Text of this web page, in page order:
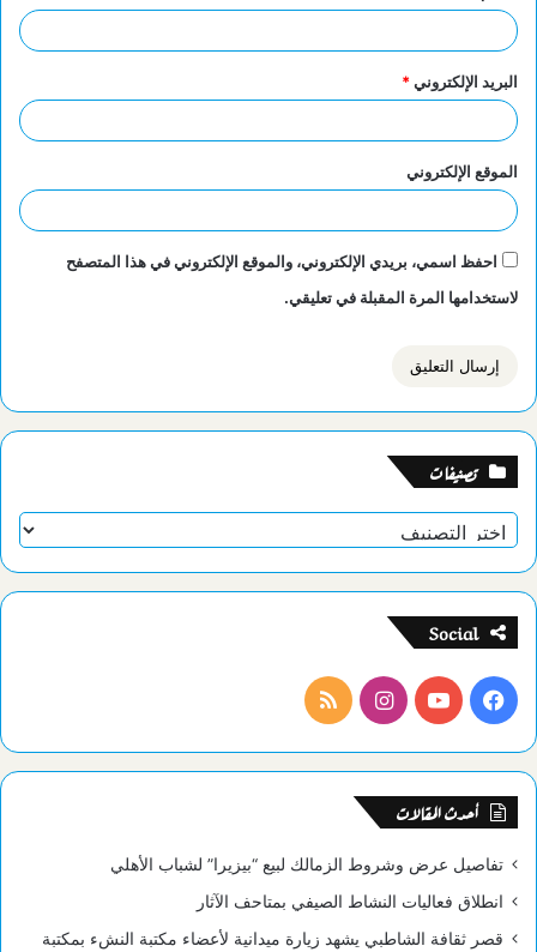
البريد الإلكتروني*
الموقع الإلكتروني
احفظ اسمي، بريدي الإلكتروني، والموقع الإلكتروني في هذا المتصفح
لاستخدامها المرة المقبلة في تعليقي.
تصنيفات
تصنيفات
Social
فيسبوكيوتيوبانستقرامملخص
الموقع
أحدث المقالات
تفاصيل عرض وشروط الزمالك لبيع “بيزيرا” لشباب الأهلي
انطلاق فعاليات النشاط الصيفي بمتاحف الآثار
قصر ثقافة الشاطبي يشهد زيارة ميدانية لأعضاء مكتبة النشء بمكتبة